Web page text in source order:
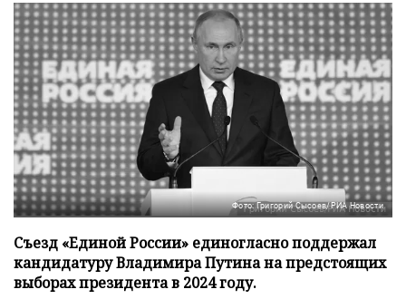
Фото: Григорий Сысоев/РИА Новости
Съезд «Единой России» единогласно поддержал
кандидатуру Владимира Путина на предстоящих
выборах президента в 2024 году.